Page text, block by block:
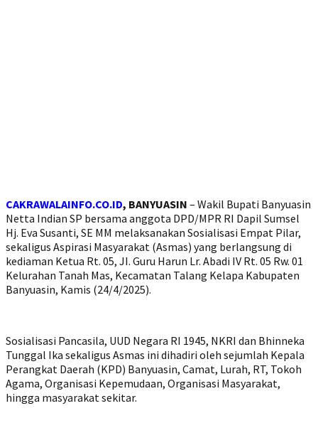
CAKRAWALAINFO.CO.ID, BANYUASIN – Wakil Bupati Banyuasin
Netta Indian SP bersama anggota DPD/MPR RI Dapil Sumsel
Hj. Eva Susanti, SE MM melaksanakan Sosialisasi Empat Pilar,
sekaligus Aspirasi Masyarakat (Asmas) yang berlangsung di
kediaman Ketua Rt. 05, JI. Guru Harun Lr. Abadi IV Rt. 05 Rw. 01
Kelurahan Tanah Mas, Kecamatan Talang Kelapa Kabupaten
Banyuasin, Kamis (24/4/2025).
Sosialisasi Pancasila, UUD Negara RI 1945, NKRI dan Bhinneka
Tunggal Ika sekaligus Asmas ini dihadiri oleh sejumlah Kepala
Perangkat Daerah (KPD) Banyuasin, Camat, Lurah, RT, Tokoh
Agama, Organisasi Kepemudaan, Organisasi Masyarakat,
hingga masyarakat sekitar.